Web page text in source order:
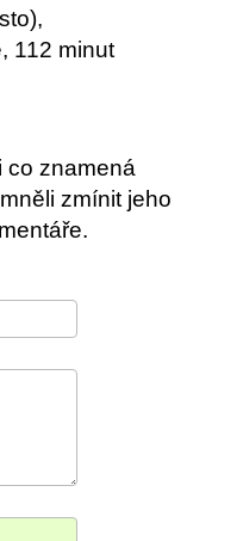
112 minut
co znamená
zmínit jeho